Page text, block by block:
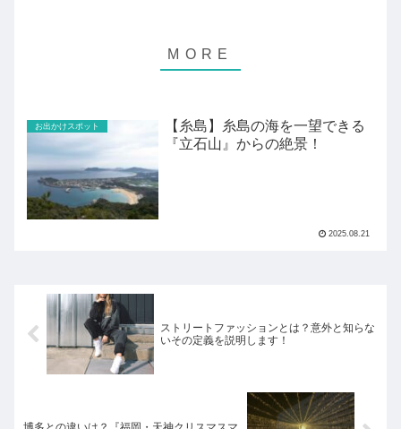
お出かけスポット
【糸島】糸島の海を一望できる
『立石山』からの絶景！
2025.08.21
ストリートファッションとは？意外と知らな
いその定義を説明します！